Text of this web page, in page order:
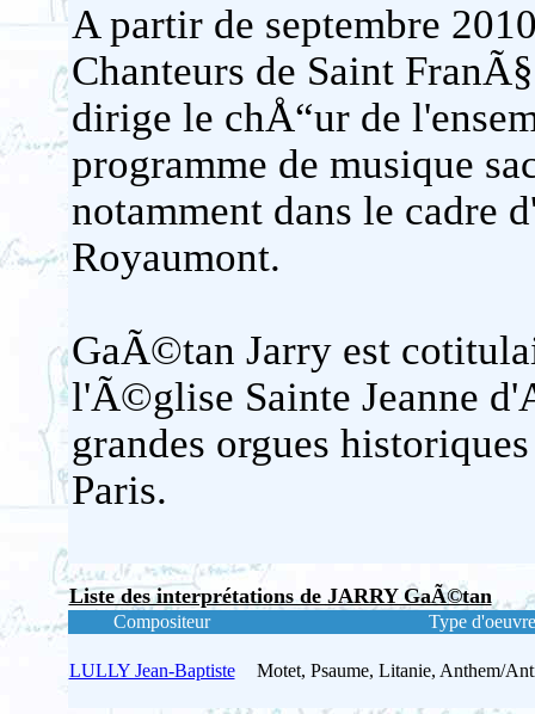
A partir de septembre
Chanteurs de Saint
dirige le chÅ“ur de
programme de musique
notamment dans le cadre
Royaumont.
GaÃ©tan Jarry est
l'Ã©glise Sainte Jeanne
grandes orgues
Paris.
Liste des interprétations de JARRY GaÃ©tan
Compositeur Type d'oeuvre
LULLY Jean-Baptiste Motet, Psaume, Litanie, Anthem/